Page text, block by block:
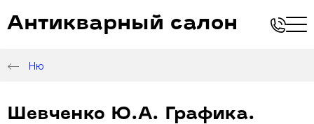
Антикварный салон
Ню
Шевченко Ю.А. Графика.